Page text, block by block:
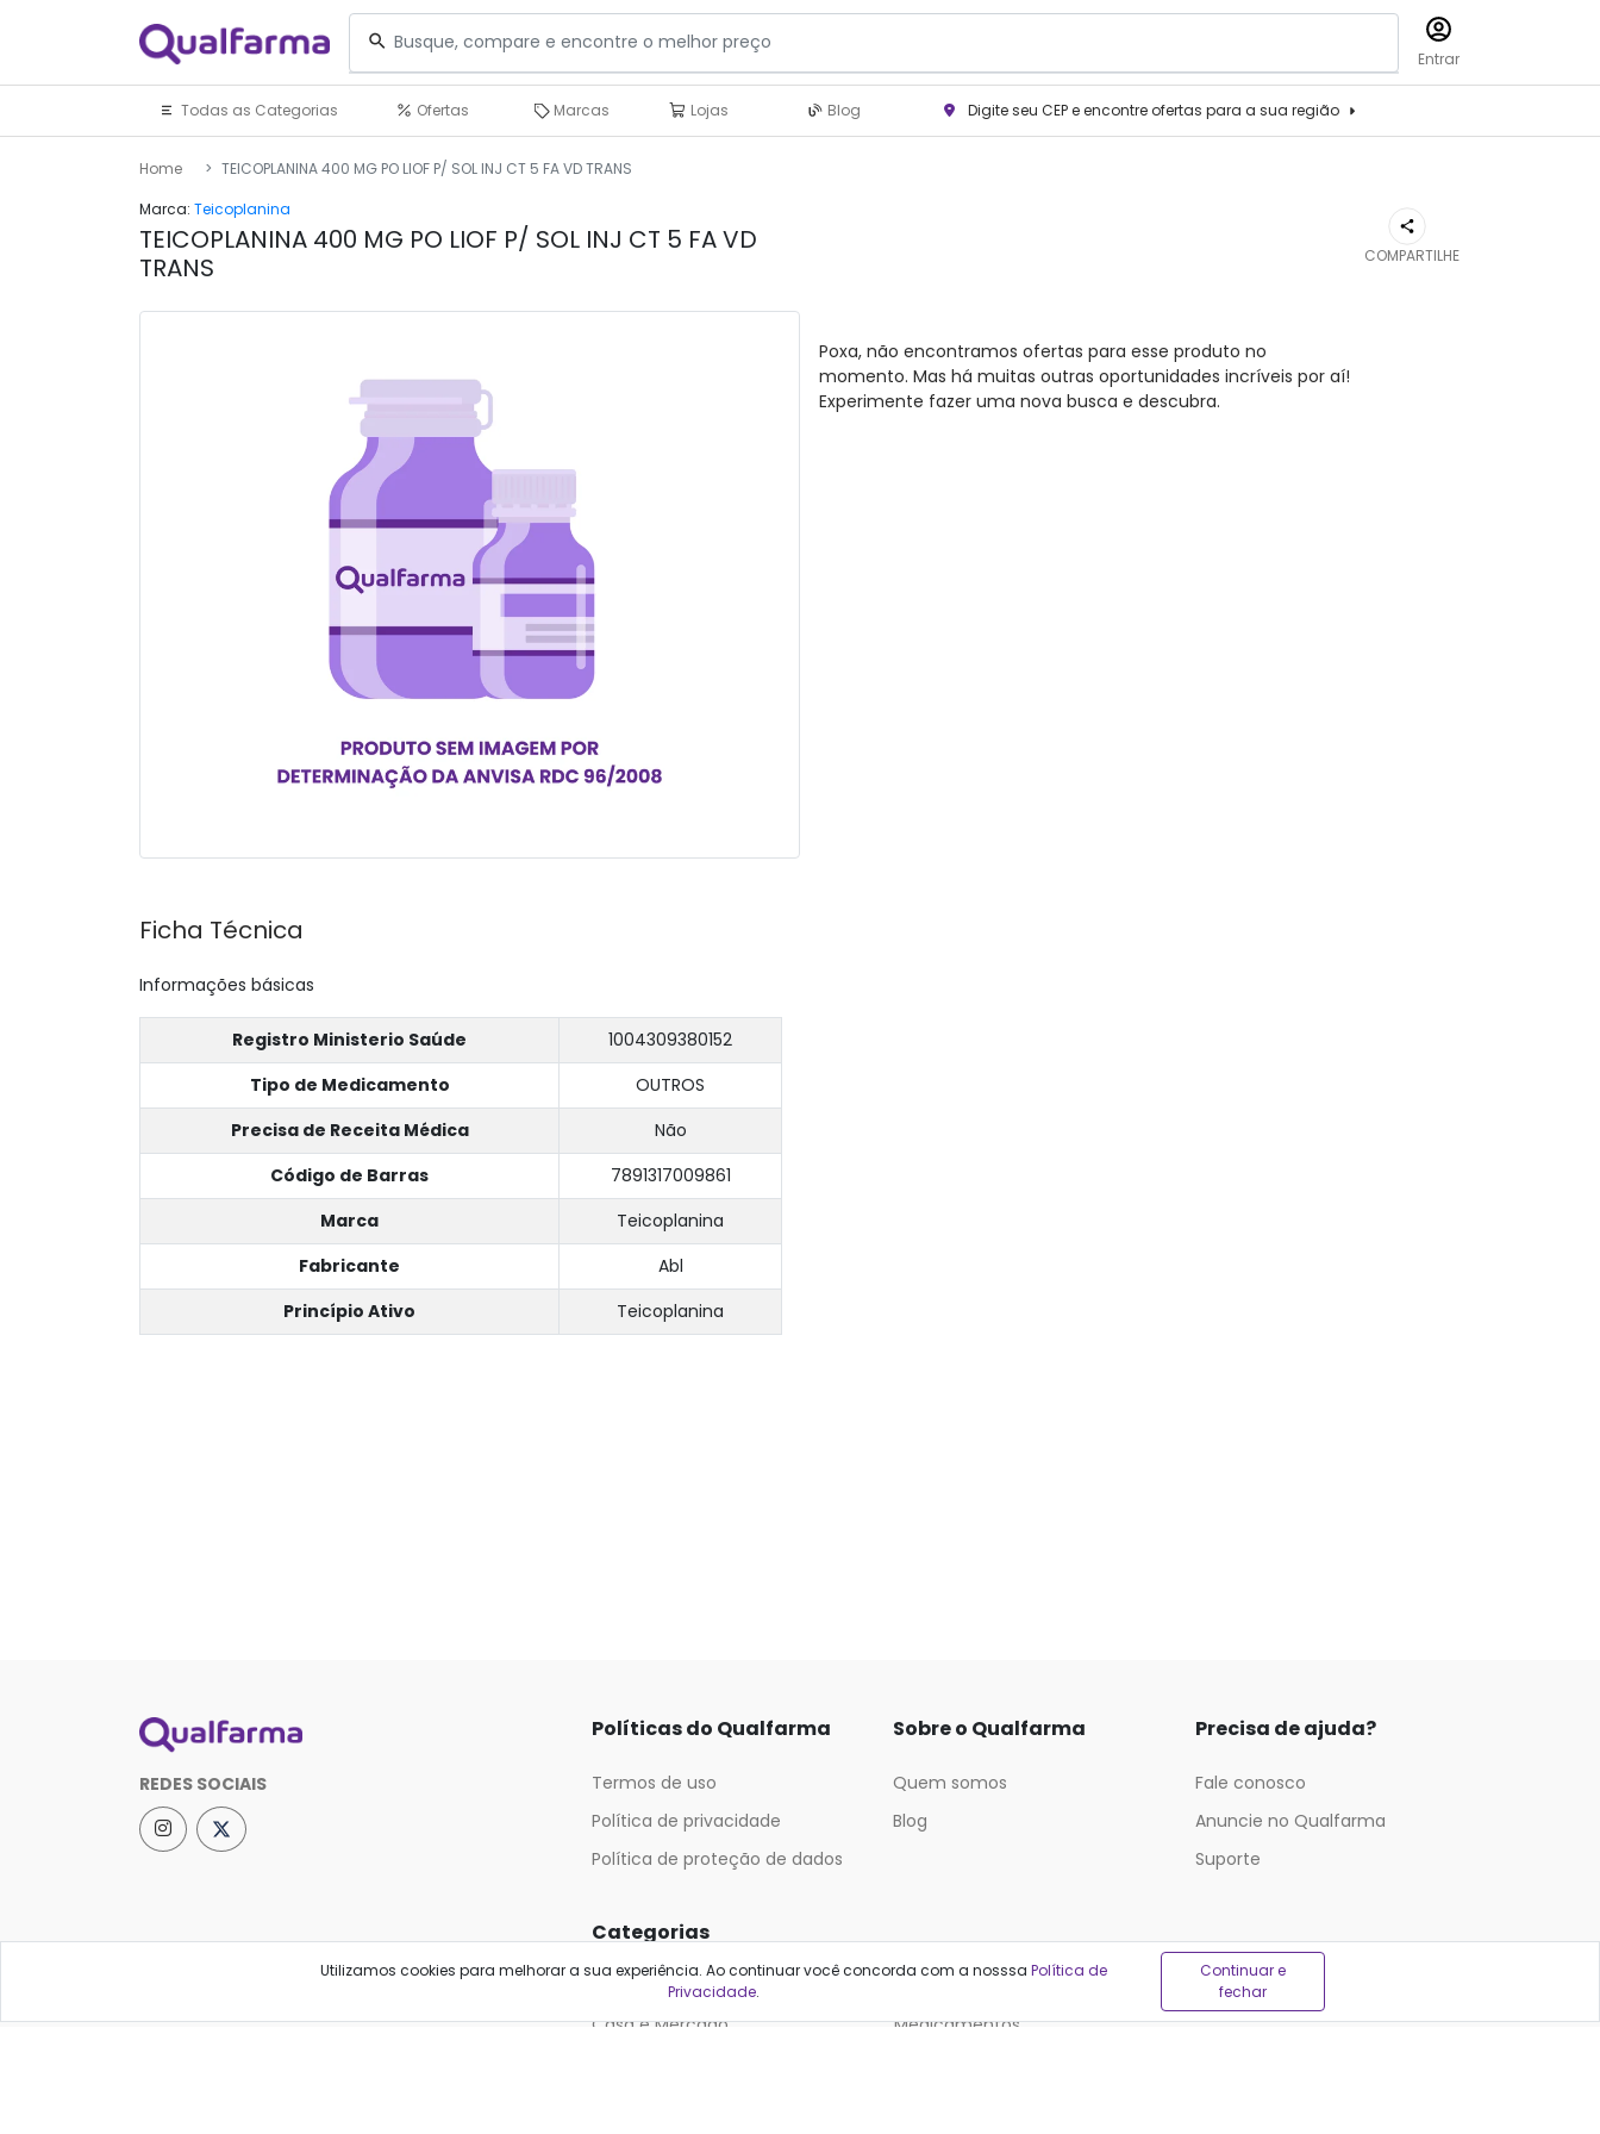
Entrar
Todas as Categorias Ofertas Marcas Lojas Blog Digite seu CEP e encontre ofertas para a sua região
Home
TEICOPLANINA 400 MG PO LIOF P/ SOL INJ CT 5 FA VD TRANS
Marca: Teicoplanina
TEICOPLANINA 400 MG PO LIOF P/ SOL INJ CT 5 FA VD
TRANS
COMPARTILHE
Poxa, não encontramos ofertas para esse produto no
momento. Mas há muitas outras oportunidades incríveis por aí!
Experimente fazer uma nova busca e descubra.
Ficha Técnica
Informações básicas
Registro Ministerio Saúde
1004309380152
Tipo de Medicamento
OUTROS
Precisa de Receita Médica
Não
Código de Barras
7891317009861
Marca
Teicoplanina
Fabricante
Abl
Princípio Ativo
Teicoplanina
REDES SOCIAIS
Políticas do Qualfarma
Termos de uso
Política de privacidade
Política de proteção de dados
Sobre o Qualfarma
Quem somos
Blog
Precisa de ajuda?
Fale conosco
Anuncie no Qualfarma
Suporte
Categorias
Cabelos
Casa e Mercado
Medicamentos
Utilizamos cookies para melhorar a sua experiência. Ao continuar você concorda com a nosssa Política de
Privacidade.
Continuar e
fechar